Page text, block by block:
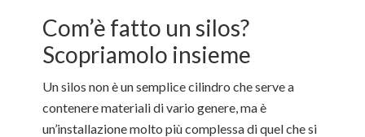
Com’è fatto un silos?
Scopriamolo insieme
Un silos non è un semplice cilindro che serve a
contenere materiali di vario genere, ma è
un’installazione molto più complessa di quel che si